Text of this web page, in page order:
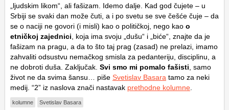
„ljudskim likom“, ali fašizam. Idemo dalje. Kad god čujete – u
Srbiji se svaki dan može čuti, a i po svetu se sve češće čuje – da
se o naciji ne govori (i misli) kao o političkoj, nego kao o
etničkoj zajednici , koja ima svoju „dušu“ i „biće“, znajte da je
fašizam na pragu, a da to što taj prag (zasad) ne prelazi, imamo
zahvaliti odsustvu nemačkog smisla za pedanteriju, disciplinu, a
ne dobroti duša. Zaključak. Svi smo mi pomalo fašisti , samo
život ne da svima šansu… piše Svetislav Basara tamo za neki
medij. “2” iz naslova znači nastavak prethodne kolumne
kolumne Svetislav Basara